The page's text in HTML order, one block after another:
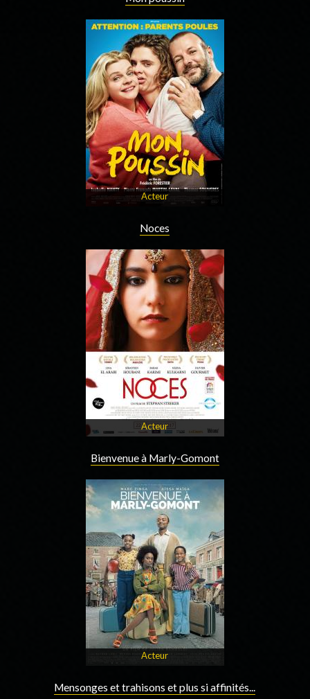
Acteur
Noces
Acteur
Bienvenue à Marly-Gomont
Acteur
Mensonges et trahisons et plus si affinités...